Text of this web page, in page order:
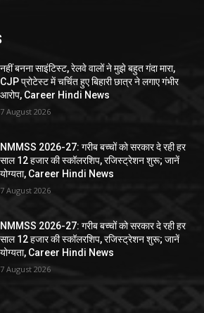
नहीं बनना साइंटिस्ट, रेलवे वालों ने मुझे बहुत गंदा मारा,
CJP प्रोटेस्ट में चर्चित हुए बिहारी छात्र ने लगाए गंभीर
आरोप, Career Hindi News
7 August 2026
NMMSS 2026-27: गरीब बच्चों को सरकार दे रही हर
साल 12 हजार की स्कॉलरशिप, रजिस्ट्रेशन शुरू; जानें
योग्यता, Career Hindi News
7 August 2026
NMMSS 2026-27: गरीब बच्चों को सरकार दे रही हर
साल 12 हजार की स्कॉलरशिप, रजिस्ट्रेशन शुरू; जानें
योग्यता, Career Hindi News
7 August 2026